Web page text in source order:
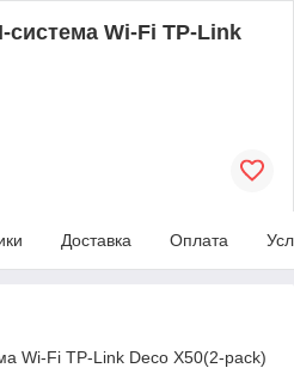
система Wi-Fi TP-Link
Доставка Оплата
Wi-Fi TP-Link Deco X50(2-pack)